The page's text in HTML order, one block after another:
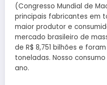
(Congresso Mundial de
principais fabricantes em
maior produtor e
mercado brasileiro de
de R$ 8,751 bilhões e
toneladas. Nosso
ano.